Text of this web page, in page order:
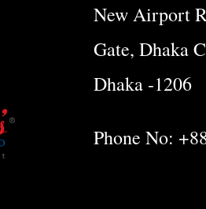
New Airport
Gate, Dhaka
Dhaka -1206
Phone No: